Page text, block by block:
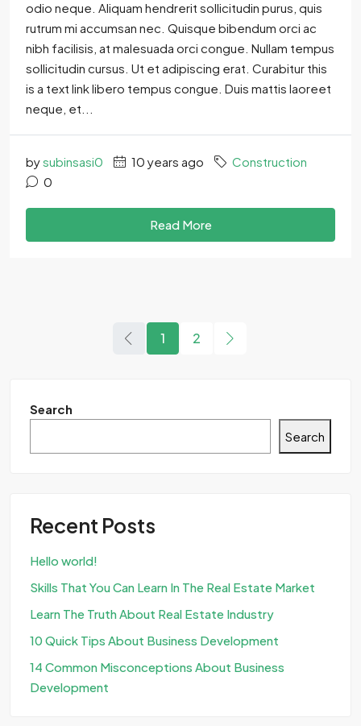
odio neque. Aliquam hendrerit sollicitudin purus, quis
rutrum mi accumsan nec. Quisque bibendum orci ac
nibh facilisis, at malesuada orci congue. Nullam tempus
sollicitudin cursus. Ut et adipiscing erat. Curabitur this
is a text link libero tempus congue. Duis mattis laoreet
neque, et...
bysubinsasi0 10 years ago
Construction
0
Read More
1 2
Search
Search
Recent Posts
Hello world!
Skills That You Can Learn In The Real Estate Market
Learn The Truth About Real Estate Industry
10 Quick Tips About Business Development
14 Common Misconceptions About Business
Development